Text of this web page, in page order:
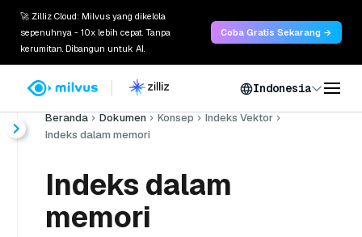
🚀 Zilliz Cloud: Milvus yang dikelola
sepenuhnya - 10x lebih cepat. Tanpa
kerumitan. Dibangun untuk AI.
Coba Gratis Sekarang →
Indonesia
Beranda Dokumen Konsep
Indeks Vektor
Indeks dalam memori
Indeks dalam
memori